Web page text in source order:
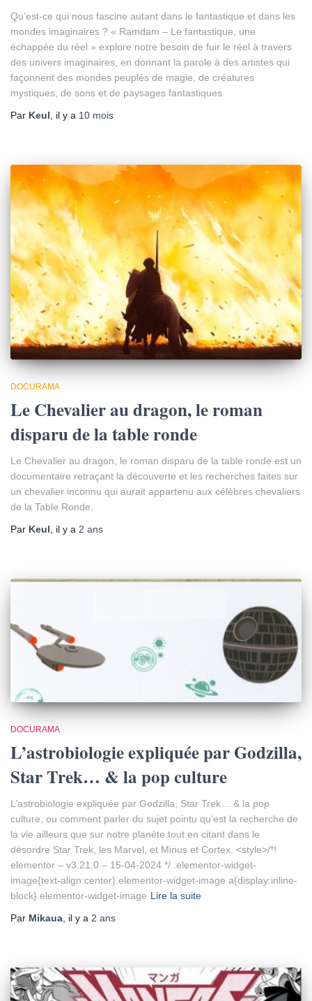
Qu’est-ce qui nous fascine autant dans le fantastique et dans les
mondes imaginaires ? « Ramdam – Le fantastique, une
échappée du réel » explore notre besoin de fuir le réel à travers
des univers imaginaires, en donnant la parole à des artistes qui
façonnent des mondes peuplés de magie, de créatures
mystiques, de sons et de paysages fantastiques.
Par Keul , il y a 10 mois
DOCURAMA
Le Chevalier au dragon, le roman
disparu de la table ronde
Le Chevalier au dragon, le roman disparu de la table ronde est un
documentaire retraçant la découverte et les recherches faites sur
un chevalier inconnu qui aurait appartenu aux célèbres chevaliers
de la Table Ronde.
Par Keul , il y a 2 ans
DOCURAMA
L’astrobiologie expliquée par Godzilla,
Star Trek… & la pop culture
L’astrobiologie expliquée par Godzilla, Star Trek… & la pop
culture, ou comment parler du sujet pointu qu’est la recherche de
la vie ailleurs que sur notre planète tout en citant dans le
désordre Star Trek, les Marvel, et Minus et Cortex. <style>/*!
elementor – v3.21.0 – 15-04-2024 */ .elementor-widget-
image{text-align:center}.elementor-widget-image a{display:inline-
block}.elementor-widget-image Lire la suite
Par Mikaua , il y a 2 ans